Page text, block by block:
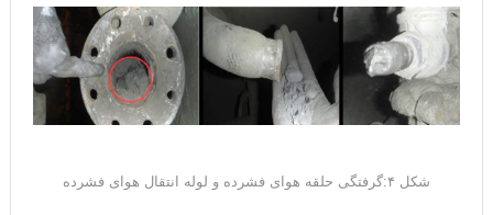
شکل ۴:گرفتگی حلقه هوای فشرده و لوله انتقال هوای فشرده